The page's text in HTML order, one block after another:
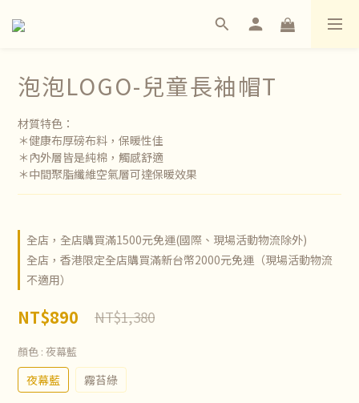
泡泡LOGO-兒童長袖帽T
材質特色：
＊健康布厚磅布料，保暖性佳
＊內外層皆是純棉，觸感舒適
＊中間聚脂纖維空氣層可達保暖效果
全店，全店購買滿1500元免運(國際、現場活動物流除外)
全店，香港限定全店購買滿新台幣2000元免運（現場活動物流
不適用）
NT$890 NT$1,380
顏色 : 夜幕藍
夜幕藍 霧苔綠